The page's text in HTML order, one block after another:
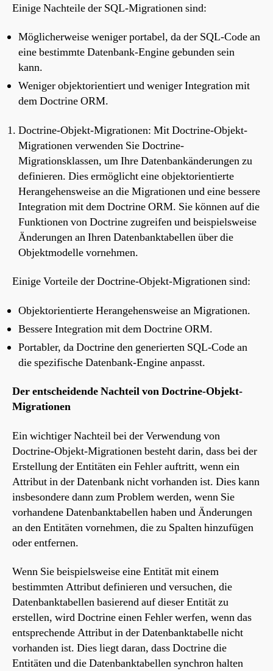
Einige Nachteile der SQL-Migrationen sind:
Möglicherweise weniger portabel, da der SQL-Code an
eine bestimmte Datenbank-Engine gebunden sein
kann.
Weniger objektorientiert und weniger Integration mit
dem Doctrine ORM.
Doctrine-Objekt-Migrationen: Mit Doctrine-Objekt-
Migrationen verwenden Sie Doctrine-
Migrationsklassen, um Ihre Datenbankänderungen zu
definieren. Dies ermöglicht eine objektorientierte
Herangehensweise an die Migrationen und eine bessere
Integration mit dem Doctrine ORM. Sie können auf die
Funktionen von Doctrine zugreifen und beispielsweise
Änderungen an Ihren Datenbanktabellen über die
Objektmodelle vornehmen.
Einige Vorteile der Doctrine-Objekt-Migrationen sind:
Objektorientierte Herangehensweise an Migrationen.
Bessere Integration mit dem Doctrine ORM.
Portabler, da Doctrine den generierten SQL-Code an
die spezifische Datenbank-Engine anpasst.
Der entscheidende Nachteil von Doctrine-Objekt-
Migrationen
Ein wichtiger Nachteil bei der Verwendung von
Doctrine-Objekt-Migrationen besteht darin, dass bei der
Erstellung der Entitäten ein Fehler auftritt, wenn ein
Attribut in der Datenbank nicht vorhanden ist. Dies kann
insbesondere dann zum Problem werden, wenn Sie
vorhandene Datenbanktabellen haben und Änderungen
an den Entitäten vornehmen, die zu Spalten hinzufügen
oder entfernen.
Wenn Sie beispielsweise eine Entität mit einem
bestimmten Attribut definieren und versuchen, die
Datenbanktabellen basierend auf dieser Entität zu
erstellen, wird Doctrine einen Fehler werfen, wenn das
entsprechende Attribut in der Datenbanktabelle nicht
vorhanden ist. Dies liegt daran, dass Doctrine die
Entitäten und die Datenbanktabellen synchron halten